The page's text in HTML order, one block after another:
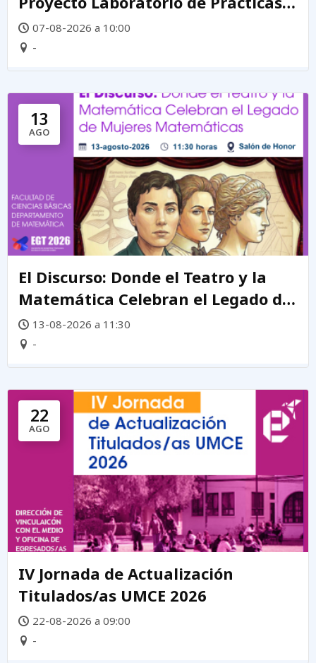
Creativas DEMUS
07-08-2026 a 10:00
-
13
AGO
El Discurso: Donde el Teatro y la
Matemática Celebran el Legado de
mujeres matemáticas
13-08-2026 a 11:30
-
22
AGO
IV Jornada de Actualización
Titulados/as UMCE 2026
22-08-2026 a 09:00
-